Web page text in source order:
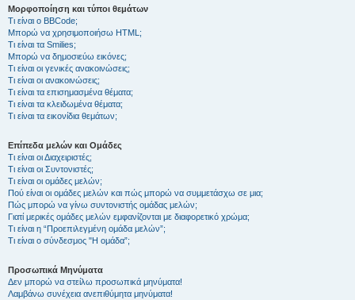
Μορφοποίηση και τύποι θεμάτων
Τι είναι ο BBCode;
Μπορώ να χρησιμοποιήσω HTML;
Τι είναι τα Smilies;
Μπορώ να δημοσιεύω εικόνες;
Τι είναι οι γενικές ανακοινώσεις;
Τι είναι οι ανακοινώσεις;
Τι είναι τα επισημασμένα θέματα;
Τι είναι τα κλειδωμένα θέματα;
Τι είναι τα εικονίδια θεμάτων;
Επίπεδα μελών και Ομάδες
Τι είναι οι Διαχειριστές;
Τι είναι οι Συντονιστές;
Τι είναι οι ομάδες μελών;
Πού είναι οι ομάδες μελών και πώς μπορώ να συμμετάσχω σε μια;
Πώς μπορώ να γίνω συντονιστής ομάδας μελών;
Γιατί μερικές ομάδες μελών εμφανίζονται με διαφορετικό χρώμα;
Τι είναι η “Προεπιλεγμένη ομάδα μελών”;
Τι είναι ο σύνδεσμος "Η ομάδα”;
Προσωπικά Μηνύματα
Δεν μπορώ να στείλω προσωπικά μηνύματα!
Λαμβάνω συνέχεια ανεπιθύμητα μηνύματα!